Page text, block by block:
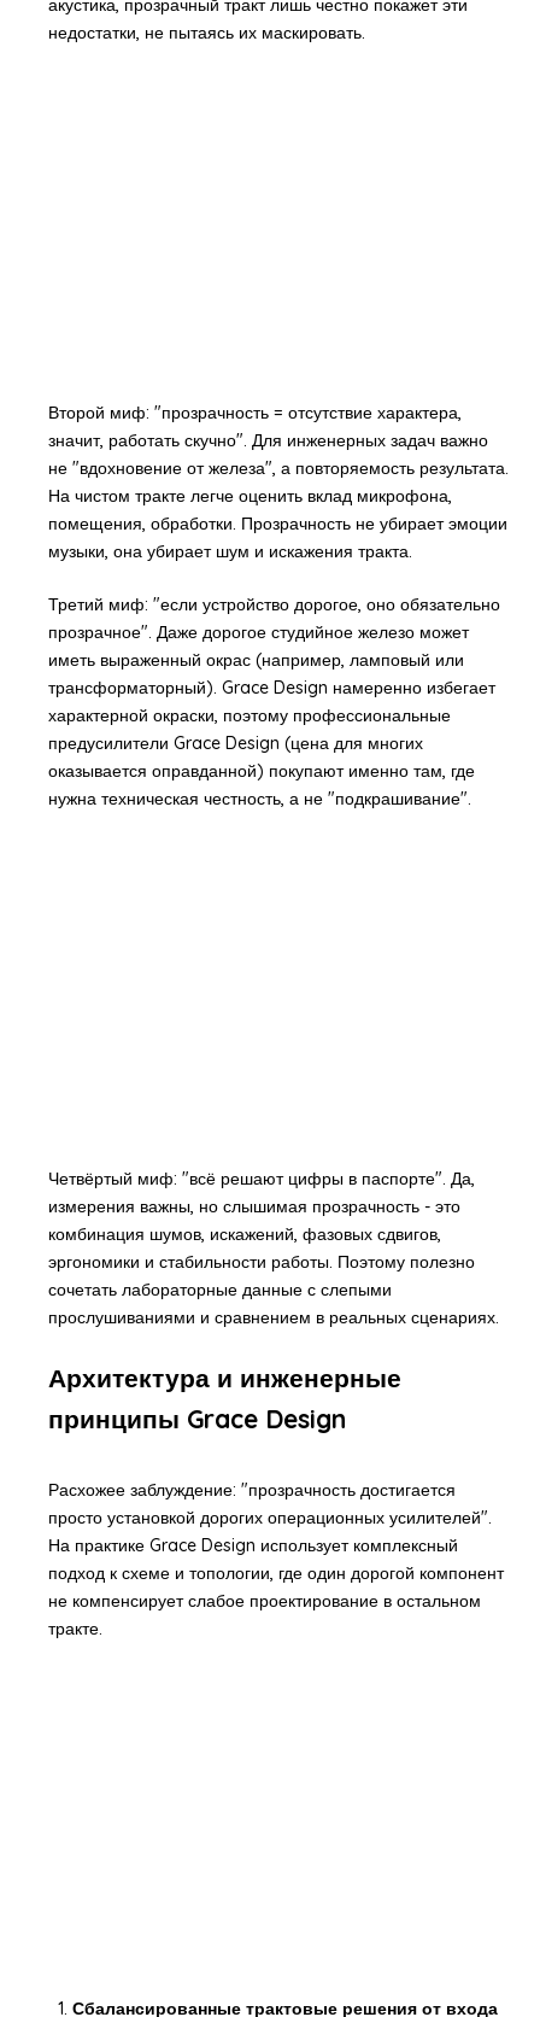
акустика, прозрачный тракт лишь честно покажет эти
недостатки, не пытаясь их маскировать.
Второй миф: "прозрачность = отсутствие характера,
значит, работать скучно". Для инженерных задач важно
не "вдохновение от железа", а повторяемость результата.
На чистом тракте легче оценить вклад микрофона,
помещения, обработки. Прозрачность не убирает эмоции
музыки, она убирает шум и искажения тракта.
Третий миф: "если устройство дорогое, оно обязательно
прозрачное". Даже дорогое студийное железо может
иметь выраженный окрас (например, ламповый или
трансформаторный). Grace Design намеренно избегает
характерной окраски, поэтому профессиональные
предусилители Grace Design (цена для многих
оказывается оправданной) покупают именно там, где
нужна техническая честность, а не "подкрашивание".
Четвёртый миф: "всё решают цифры в паспорте". Да,
измерения важны, но слышимая прозрачность - это
комбинация шумов, искажений, фазовых сдвигов,
эргономики и стабильности работы. Поэтому полезно
сочетать лабораторные данные с слепыми
прослушиваниями и сравнением в реальных сценариях.
Архитектура и инженерные
принципы Grace Design
Расхожее заблуждение: "прозрачность достигается
просто установкой дорогих операционных усилителей".
На практике Grace Design использует комплексный
подход к схеме и топологии, где один дорогой компонент
не компенсирует слабое проектирование в остальном
тракте.
Сбалансированные трактовые решения от входа